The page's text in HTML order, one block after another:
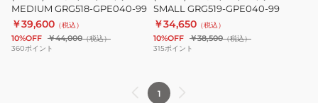
グ
MEDIUM
GRG518-
MEDIUM GRG518-GPE040-99
￥39,600 （税込）
10%OFF ￥44,000（税込）
360ポイント
グ
SMALL
GRG519-
SMALL GRG519-GPE040-99
￥34,650 （税込）
10%OFF ￥38,500（税込）
315ポイント
1